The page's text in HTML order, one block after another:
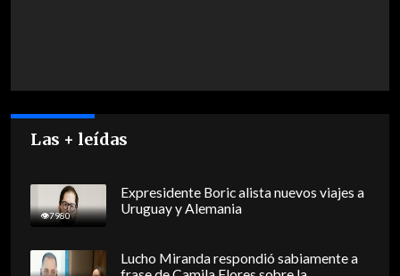
Las + leídas
7980
Expresidente Boric alista nuevos viajes a
Uruguay y Alemania
Lucho Miranda respondió sabiamente a